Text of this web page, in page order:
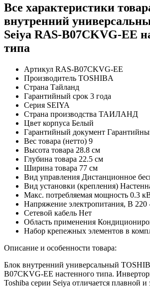
Все характеристики
внутренний
Seiya RAS-B07CKVG-EE
типа
Артикул RAS-B07CKVG-EE
Производитель TOSHIBA
Страна Тайланд
Гарантийный срок 3 года
Серия SEIYA
Страна производства ТАИЛАНД
Цвет корпуса Белый
Гарантийный документ
Вес товара (нетто) 9
Высота товара 28.8 см
Глубина товара 22.5 см
Ширина товара 77 см
Вид управления Дистанционное
Вид установки (крепления)
Макс. потребляемая мощность 0.3
Напряжение электропитания, В 220
Сетевой кабель Нет
Область применения
Набор крепежных элементов в
Описание и особенности товара:
Блок внутренний универсальный
B07CKVG-EE настенного типа.
Toshiba серии Seiya отличается плавной